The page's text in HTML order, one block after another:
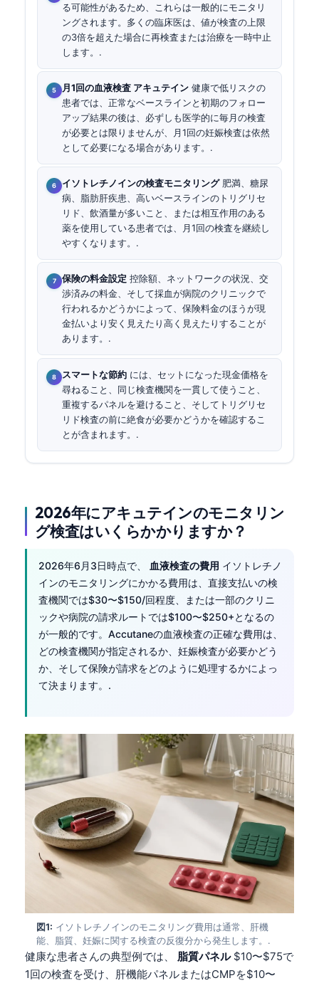
る可能性があるため、これらは一般的にモニタリ
ングされます。多くの臨床医は、値が検査の上限
の3倍を超えた場合に再検査または治療を一時中止
します。.
月1回の血液検査 アキュテイン 健康で低リスクの
患者では、正常なベースラインと初期のフォロー
アップ結果の後は、必ずしも医学的に毎月の検査
が必要とは限りませんが、月1回の妊娠検査は依然
として必要になる場合があります。.
イソトレチノインの検査モニタリング肥満、糖尿
病、脂肪肝疾患、高いベースラインのトリグリセ
リド、飲酒量が多いこと、または相互作用のある
薬を使用している患者では、月1回の検査を継続し
やすくなります。.
保険の料金設定 控除額、ネットワークの状況、交
渉済みの料金、そして採血が病院のクリニックで
行われるかどうかによって、保険料金のほうが現
金払いより安く見えたり高く見えたりすることが
あります。.
スマートな節約 には、セットになった現金価格を
尋ねること、同じ検査機関を一貫して使うこと、
重複するパネルを避けること、そしてトリグリセ
リド検査の前に絶食が必要かどうかを確認するこ
とが含まれます。.
2026年にアキュテインのモニタリン
グ検査はいくらかかりますか？
2026年6月3日時点で、 血液検査の費用 イソトレチノ
インのモニタリングにかかる費用は、直接支払いの検
査機関では$30〜$150/回程度、または一部のクリニ
ックや病院の請求ルートでは$100〜$250+となるの
が一般的です。Accutaneの血液検査の正確な費用は、
どの検査機関が指定されるか、妊娠検査が必要かどう
か、そして保険が請求をどのように処理するかによっ
て決まります。.
図1: イソトレチノインのモニタリング費用は通常、肝機
能、脂質、妊娠に関する検査の反復分から発生します。.
健康な患者さんの典型例では、 脂質パネル$10〜$75で
1回の検査を受け、肝機能パネルまたはCMPを$10〜